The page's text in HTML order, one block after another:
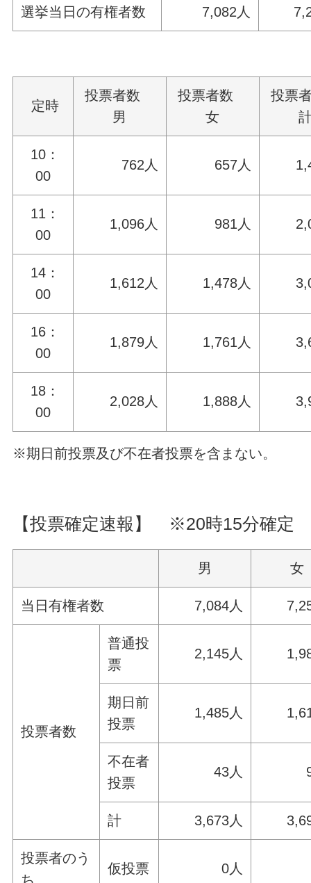
選挙当日の有権者数 7,082人
定時
投票者数
男
投票者数
女
投票
10：
00
762人 657人
11：
00
1,096人 981人
14：
00
1,612人 1,478人
16：
00
1,879人 1,761人
18：
00
2,028人 1,888人
※期日前投票及び不在者投票を含まない。
【投票確定速報】 ※20時15分確定
男 女
当日有権者数 7,084人
投票者数
普通投
票
2,145人
期日前
投票
1,485人
不在者
投票
43人
計 3,673人
投票者のう
ち
仮投票 0人